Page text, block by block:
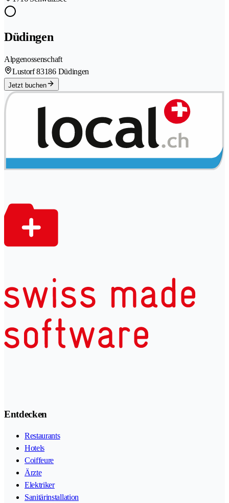
Düdingen
Alpgenossenschaft
Lustorf 83186 Düdingen
Jetzt buchen
Entdecken
Restaurants
Hotels
Coiffeure
Ärzte
Elektriker
Sanitärinstallation